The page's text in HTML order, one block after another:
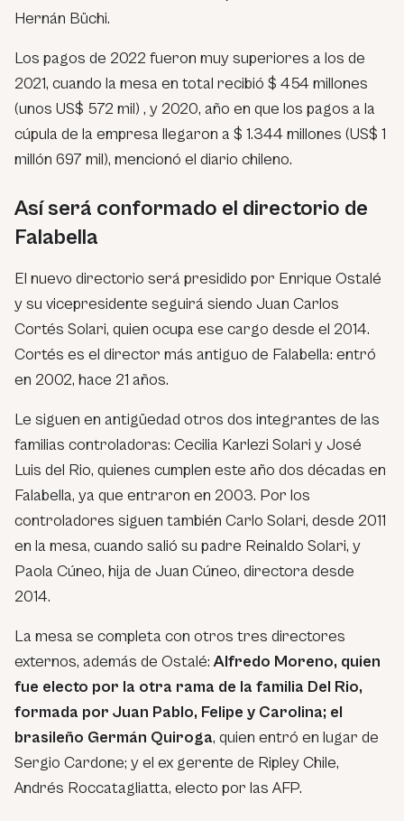
Hernán Büchi.
Los pagos de 2022 fueron muy superiores a los de
2021, cuando la mesa en total recibió $ 454 millones
(unos US$ 572 mil) , y 2020, año en que los pagos a la
cúpula de la empresa llegaron a $ 1.344 millones (US$ 1
millón 697 mil), mencionó el diario chileno.
Así será conformado el directorio de
Falabella
El nuevo directorio será presidido por Enrique Ostalé
y su vicepresidente seguirá siendo Juan Carlos
Cortés Solari, quien ocupa ese cargo desde el 2014.
Cortés es el director más antiguo de Falabella: entró
en 2002, hace 21 años.
Le siguen en antigüedad otros dos integrantes de las
familias controladoras: Cecilia Karlezi Solari y José
Luis del Rio, quienes cumplen este año dos décadas en
Falabella, ya que entraron en 2003. Por los
controladores siguen también Carlo Solari, desde 2011
en la mesa, cuando salió su padre Reinaldo Solari, y
Paola Cúneo, hija de Juan Cúneo, directora desde
2014.
La mesa se completa con otros tres directores
externos, además de Ostalé:Alfredo Moreno, quien
fue electo por la otra rama de la familia Del Rio,
formada por Juan Pablo, Felipe y Carolina; el
brasileño Germán Quiroga, quien entró en lugar de
Sergio Cardone; y el ex gerente de Ripley Chile,
Andrés Roccatagliatta, electo por las AFP.